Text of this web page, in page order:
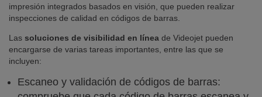
impresión integrados basados en visión, que pueden realizar
inspecciones de calidad en códigos de barras.
Las soluciones de visibilidad en línea de Videojet pueden
encargarse de varias tareas importantes, entre las que se
incluyen:
Escaneo y validación de códigos de barras: